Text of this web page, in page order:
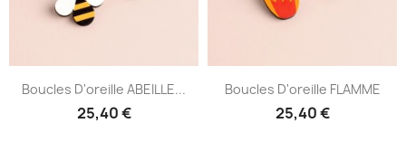
Boucles D'oreille ABEILLE...
25,40 €
Boucles D'oreille FLAMME
25,40 €